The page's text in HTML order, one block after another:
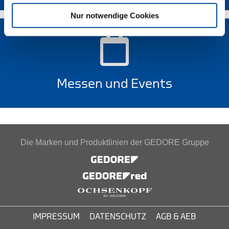
Nur notwendige Cookies
Messen und Events
Die Marken und Produktlinien der GEDORE Gruppe
IMPRESSUM DATENSCHUTZ AGB & AEB